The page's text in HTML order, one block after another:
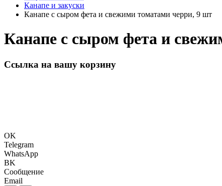
Канапе и закуски
Канапе с сыром фета и свежими томатами черри, 9 шт
Канапе с сыром фета и
Ссылка на вашу корзину
OK
Telegram
WhatsApp
BK
Сообщение
Email